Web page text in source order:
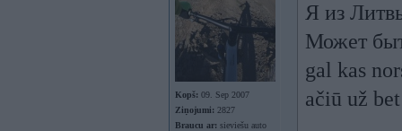
Kopš: 09. Sep 2007
Ziņojumi: 2827
Braucu ar: sieviešu auto
Я из
Может
gal kas
ačiū už